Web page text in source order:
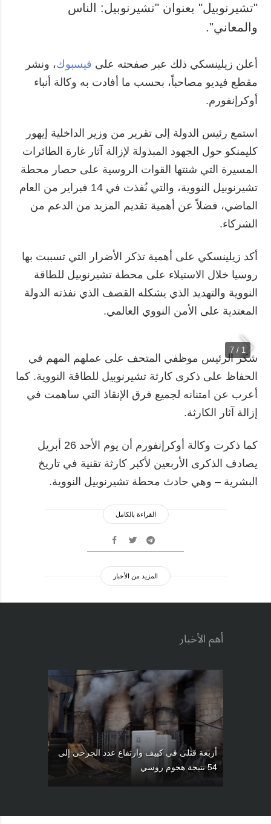
"تشيرنوبيل" بعنوان "تشيرنوبيل: الناس
والمعاني".
أعلن زيلينسكي ذلك عبر صفحته على فيسبوك، ونشر
مقطع فيديو مصاحباً، بحسب ما أفادت به وكالة أنباء
أوكرإنفورم.
استمع رئيس الدولة إلى تقرير من وزير الداخلية إيهور
كليمنكو حول الجهود المبذولة لإزالة آثار غارة الطائرات
المسيرة التي شنتها القوات الروسية على حصار محطة
تشيرنوبيل النووية، والتي نُفذت في 14 فبراير من العام
الماضي، فضلاً عن أهمية تقديم المزيد من الدعم من
الشركاء.
أكد زيلينسكي على أهمية تذكر الأضرار التي تسببت بها
روسيا خلال الاستيلاء على محطة تشيرنوبيل للطاقة
النووية والتهديد الذي يشكله القصف الذي نفذته الدولة
المعتدية على الأمن النووي العالمي.
1 / 7
شكر الرئيس موظفي المتحف على عملهم المهم في
الحفاظ على ذكرى كارثة تشيرنوبيل للطاقة النووية. كما
أعرب عن امتنانه لجميع فرق الإنقاذ التي ساهمت في
إزالة آثار الكارثة.
كما ذكرت وكالة أوكرإنفورم أن يوم الأحد 26 أبريل
يصادف الذكرى الأربعين لأكبر كارثة تقنية في تاريخ
البشرية – وهي حادث محطة تشيرنوبيل النووية.
القراءة بالكامل
المزيد من الأخبار
أهم الأخبار
أربعة قتلى في كييف وارتفاع عدد الجرحى إلى
54 نتيجة هجوم روسي